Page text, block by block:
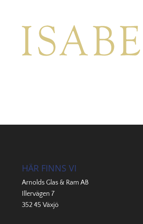
HÄR FINNS VI
Arnolds Glas & Ram AB
Illervägen 7
352 45 Växjö